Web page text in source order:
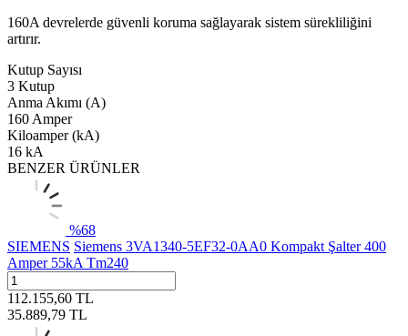
160A devrelerde güvenli koruma sağlayarak sistem sürekliliğini
artırır.
Kutup Sayısı
3 Kutup
Anma Akımı (A)
160 Amper
Kiloamper (kA)
16 kA
BENZER ÜRÜNLER
%68
SIEMENS Siemens 3VA1340-5EF32-0AA0 Kompakt Şalter 400
Amper 55kA Tm240
112.155,60 TL
35.889,79 TL